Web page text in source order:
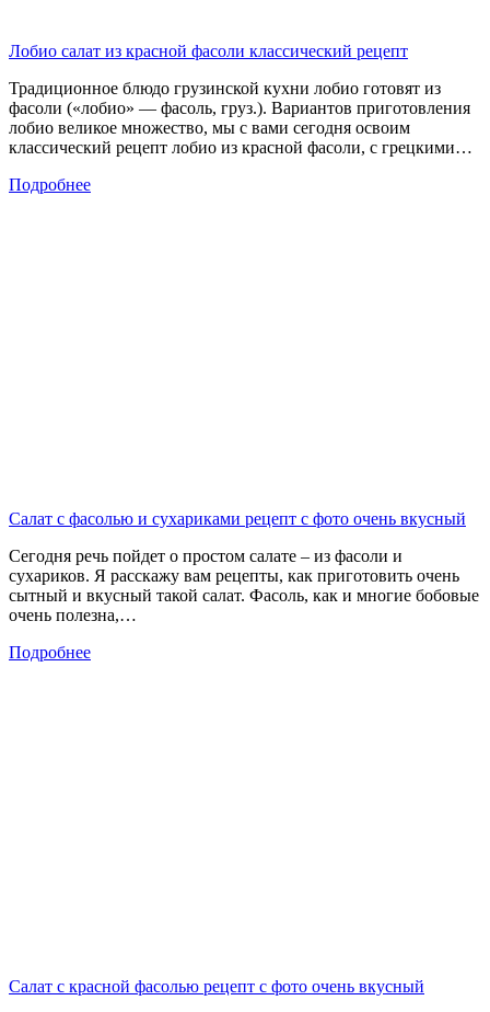
Лобио салат из красной фасоли классический рецепт
Традиционное блюдо грузинской кухни лобио готовят из
фасоли («лобио» — фасоль, груз.). Вариантов приготовления
лобио великое множество, мы с вами сегодня освоим
классический рецепт лобио из красной фасоли, с грецкими…
Подробнее
Салат с фасолью и сухариками рецепт с фото очень вкусный
Сегодня речь пойдет о простом салате – из фасоли и
сухариков. Я расскажу вам рецепты, как приготовить очень
сытный и вкусный такой салат. Фасоль, как и многие бобовые
очень полезна,…
Подробнее
Салат с красной фасолью рецепт с фото очень вкусный